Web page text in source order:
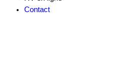
Contact